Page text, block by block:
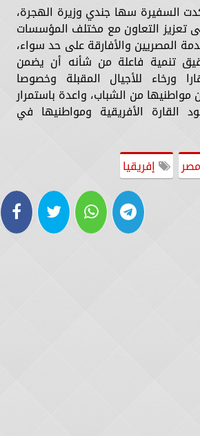
السفيرة سها جندي وزيرة الهجرة،
تعزيز التعاون مع مختلف المؤسسات
المصريين والأفارقة على حد سواء،
تنمية فاعلة من شأنه أن يضمن
ورخاء للأجيال المقبلة وخصوصا
لقارة ٦٠٪ من مواطنيها من الشباب، واعدة باستمرار
القارة الأفريقية ومواطنيها في
مصر إفريقيا